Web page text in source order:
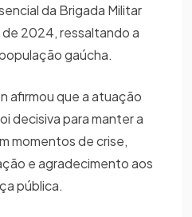
da Brigada Militar
2024, ressaltando a
gaúcha.
afirmou que a atuação
decisiva para manter a
momentos de crise,
e agradecimento aos
pública.